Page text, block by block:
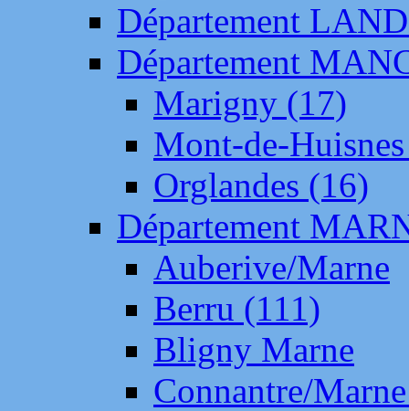
Département
Département
Marigny (17)
Mont-de-
Orglandes (16)
Département
Auberive/Marne
Berru (111)
Bligny Marne
Connantre/